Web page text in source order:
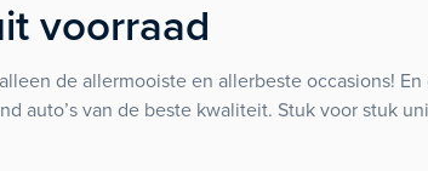
voorraad
de allermooiste en allerbeste occasions!
auto’s van de beste kwaliteit. Stuk voor stuk